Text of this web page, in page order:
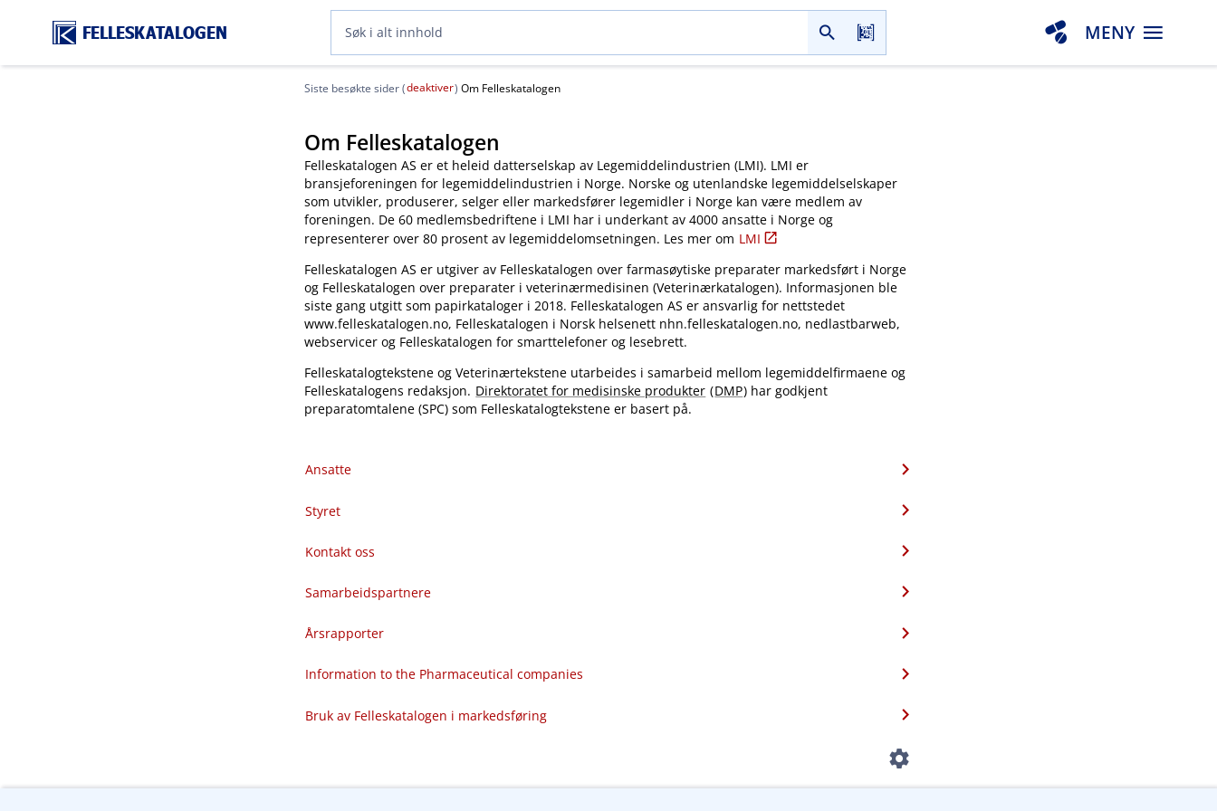
FELLESKATALOGEN MENY
Siste besøkte sider (deaktiver) Om Felleskatalogen
Om Felleskatalogen
Felleskatalogen AS er et heleid datterselskap av Legemiddelindustrien (LMI). LMI er
bransjeforeningen for legemiddelindustrien i Norge. Norske og utenlandske legemiddelselskaper
som utvikler, produserer, selger eller markedsfører legemidler i Norge kan være medlem av
foreningen. De 60 medlemsbedriftene i LMI har i underkant av 4000 ansatte i Norge og
representerer over 80 prosent av legemiddelomsetningen. Les mer om LMI
Felleskatalogen AS er utgiver av Felleskatalogen over farmasøytiske preparater markedsført i Norge
og Felleskatalogen over preparater i veterinærmedisinen (Veterinærkatalogen). Informasjonen ble
siste gang utgitt som papirkataloger i 2018. Felleskatalogen AS er ansvarlig for nettstedet
www.felleskatalogen.no, Felleskatalogen i Norsk helsenett nhn.felleskatalogen.no, nedlastbarweb,
webservicer og Felleskatalogen for smarttelefoner og lesebrett.
Felleskatalogtekstene og Veterinærtekstene utarbeides i samarbeid mellom legemiddelfirmaene og
Felleskatalogens redaksjon. Direktoratet for medisinske produkter (DMP) har godkjent
preparatomtalene (SPC) som Felleskatalogtekstene er basert på.
Ansatte
Styret
Kontakt oss
Samarbeidspartnere
Årsrapporter
Information to the Pharmaceutical companies
Bruk av Felleskatalogen i markedsføring